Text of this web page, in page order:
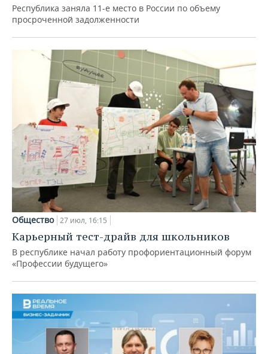
Республика заняла 11-е место в России по объему
просроченной задолженности
Общество 27 июл, 16:15
Карьерный тест-драйв для школьников
В республике начал работу профориентационный форум
«Профессии будущего»